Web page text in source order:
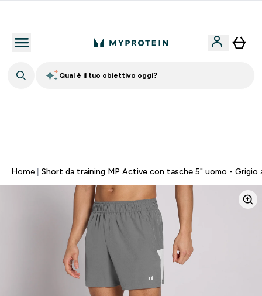
Qual è il tuo obiettivo oggi?
Home Short da training MP Active con tasche 5" uomo - Grigio